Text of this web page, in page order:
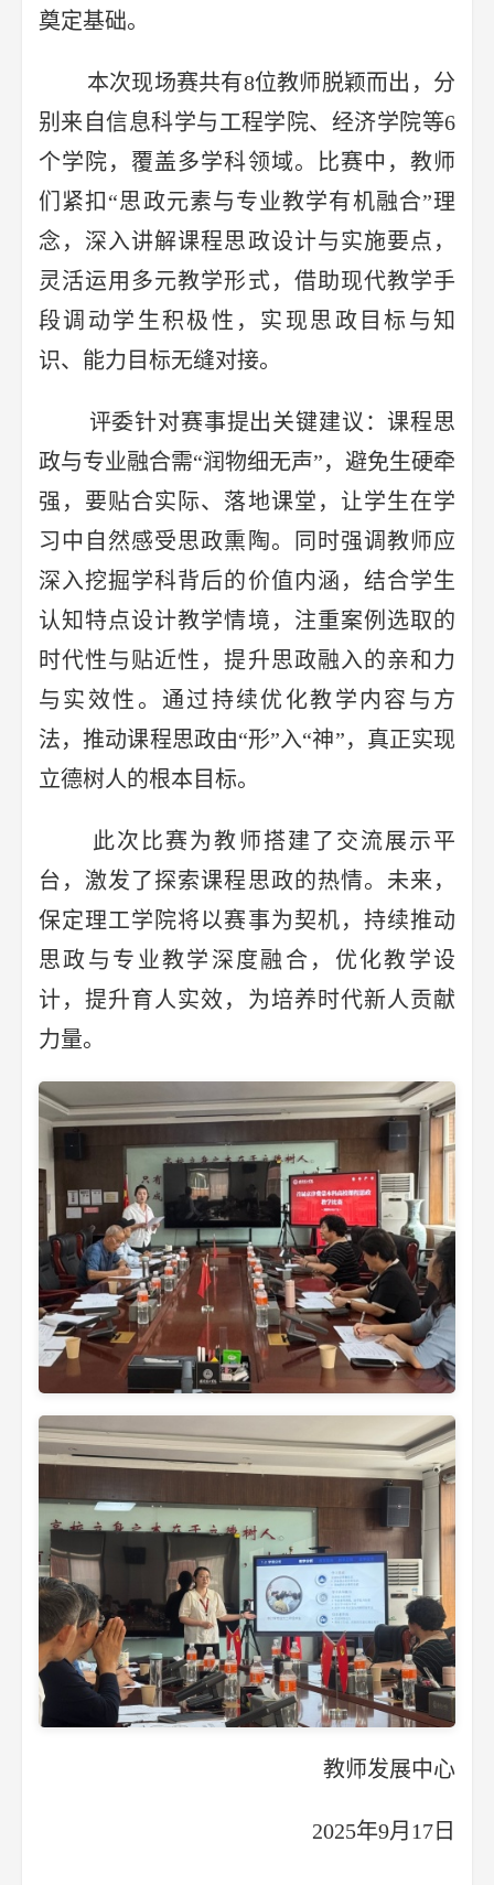
奠定基础。
本次现场赛共有8位教师脱颖而出，分
别来自信息科学与工程学院、经济学院等6
个学院，覆盖多学科领域。比赛中，教师
们紧扣“思政元素与专业教学有机融合”理
念，深入讲解课程思政设计与实施要点，
灵活运用多元教学形式，借助现代教学手
段调动学生积极性，实现思政目标与知
识、能力目标无缝对接。
评委针对赛事提出关键建议：课程思
政与专业融合需“润物细无声”，避免生硬牵
强，要贴合实际、落地课堂，让学生在学
习中自然感受思政熏陶。同时强调教师应
深入挖掘学科背后的价值内涵，结合学生
认知特点设计教学情境，注重案例选取的
时代性与贴近性，提升思政融入的亲和力
与实效性。通过持续优化教学内容与方
法，推动课程思政由“形”入“神”，真正实现
立德树人的根本目标。
此次比赛为教师搭建了交流展示平
台，激发了探索课程思政的热情。未来，
保定理工学院将以赛事为契机，持续推动
思政与专业教学深度融合，优化教学设
计，提升育人实效，为培养时代新人贡献
力量。
教师发展中心
2025年9月17日